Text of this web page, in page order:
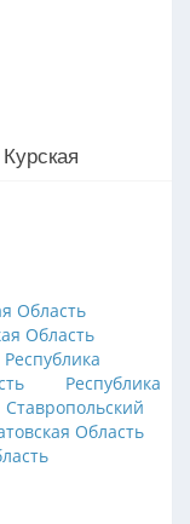
Область
Область
Республика
Ставропольский
Область